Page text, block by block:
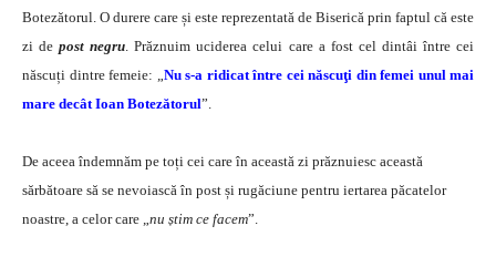
Botezătorul. O durere care și este reprezentată de Biserică prin faptul că este
zi depost negru. Prăznuim uciderea celui care a fost cel dintâi între cei
născuți dintre femeie: „Nu s-a ridicat între cei născuţi din femei unul mai
mare decât Ioan Botezătorul”.
De aceea îndemnăm pe toți cei care în această zi prăznuiesc această
sărbătoare să se nevoiască în post și rugăciune pentru iertarea păcatelor
noastre, a celor care „nu știm ce facem”.